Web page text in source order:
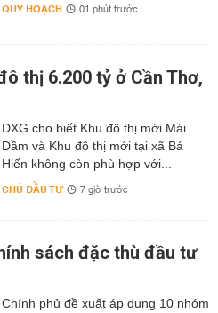
QUY HOẠCH 01 phút trước
thị 6.200 tỷ ở Cần Thơ,
DXG cho biết Khu đô thị mới Mái
Dầm và Khu đô thị mới tại xã Bá
Hiến không còn phù hợp với...
CHỦ ĐẦU TƯ 7 giờ trước
sách đặc thù đầu tư
Chính phủ đề xuất áp dụng 10 nhóm